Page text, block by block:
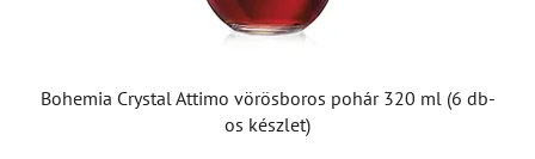
Bohemia Crystal Attimo vörösboros pohár 320 ml (6 db-
os készlet)